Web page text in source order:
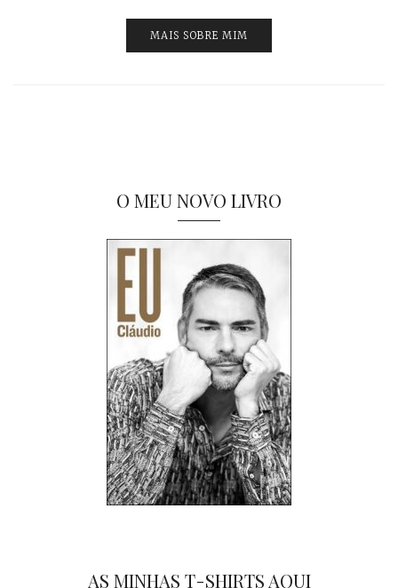
MAIS SOBRE MIM
O MEU NOVO LIVRO
AS MINHAS T-SHIRTS AQUI